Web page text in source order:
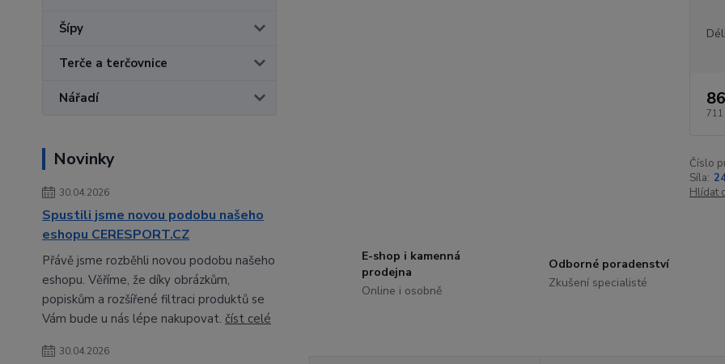
Šípy
Terče a terčovnice
Nářadí
Novinky
30.04.2026
Spustili jsme novou podobu našeho
eshopu CERESPORT.CZ
Přávě jsme rozběhli novou podobu našeho
eshopu. Věříme, že díky obrázkům,
popiskům a rozšířené filtraci produktů se
Vám bude u nás lépe nakupovat. číst celé
30.04.2026
711
Číslo
Síla:
Hlídat
E-shop i kamenná
prodejna
Online i osobně
Odborné poradenství
Zkušení specialisté